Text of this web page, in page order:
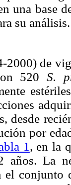
una base
su análisis.
2000) de
520 S.
desde
por
1 , en la
años. La
el conjunto